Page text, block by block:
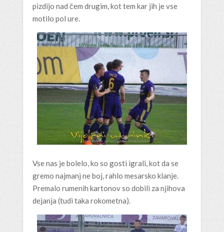
pizdijo nad čem drugim, kot tem kar jih je vse
motilo pol ure.
Vse nas je bolelo, ko so gosti igrali, kot da se
gremo najmanj ne boj, rahlo mesarsko klanje.
Premalo rumenih kartonov so dobili za njihova
dejanja (tudi taka rokometna).